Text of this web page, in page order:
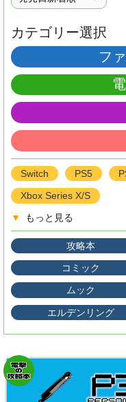
カテゴリー選択
フ
Switch PS5
Xbox Series X/S
▼
もっと見る
攻略本
コミック
ムック
エルデンリング